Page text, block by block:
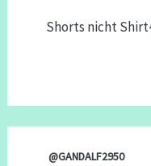
Shorts nicht
@GANDALF2950